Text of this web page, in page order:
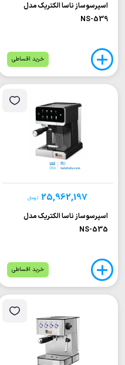
اسپرسوساز ناسا الکتریک مدل
NS-539
خرید اقساطی
25,962,197 تومان
اسپرسوساز ناسا الکتریک مدل
NS-535
خرید اقساطی